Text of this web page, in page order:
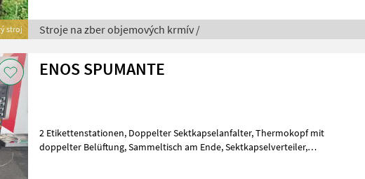
stroj Stroje na zber objemových krmív /
ENOS SPUMANTE
2 Etikettenstationen, Doppelter Sektkapselanfalter, Thermokopf mit
doppelter Belüftung, Sammeltisch am Ende, Sektkapselverteiler,